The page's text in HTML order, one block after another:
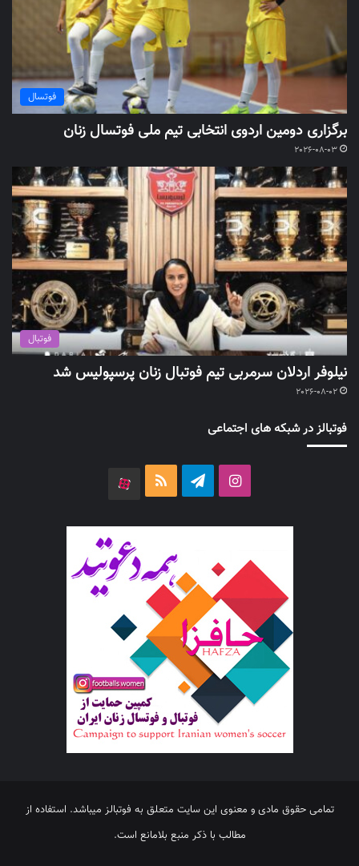
فوتسال
برگزاری دومین اردوی انتخابی تیم ملی فوتسال زنان
2026-08-03
فوتبال
نیلوفر اردلان سرمربی تیم فوتبال زنان پرسپولیس شد
2026-08-02
فوتبالز در شبکه های اجتماعی
اینستاگرامتلگرام خوراک
تمامی حقوق مادی و معنوی این سایت متعلق به فوتبالز میباشد. استفاده از
مطالب با ذکر منبع بلامانع است.